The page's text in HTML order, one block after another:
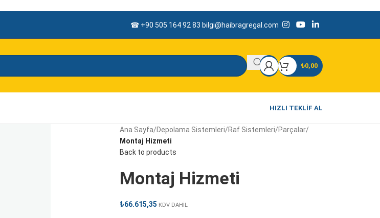
☎ +90 505 164 92 83 bilgi@haibragregal.com
₺0,00
HIZLI TEKLIF AL
Ana Sayfa/Depolama Sistemleri/Raf Sistemleri/Parçalar/
Montaj Hizmeti
Back to products
Montaj Hizmeti
₺66.615,35 KDV DAHİL